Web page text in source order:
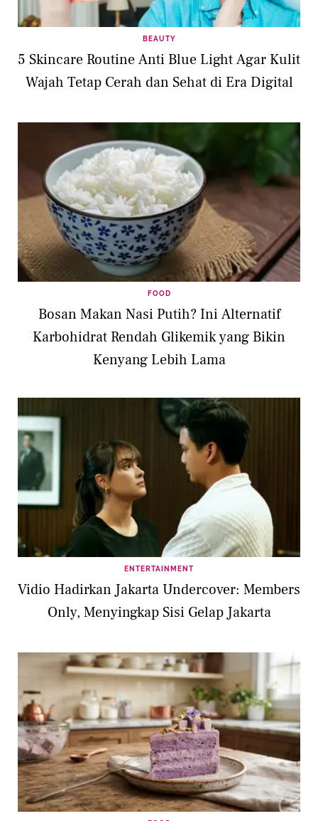
BEAUTY
5 Skincare Routine Anti Blue Light Agar Kulit
Wajah Tetap Cerah dan Sehat di Era Digital
FOOD
Bosan Makan Nasi Putih? Ini Alternatif
Karbohidrat Rendah Glikemik yang Bikin
Kenyang Lebih Lama
ENTERTAINMENT
Vidio Hadirkan Jakarta Undercover: Members
Only, Menyingkap Sisi Gelap Jakarta